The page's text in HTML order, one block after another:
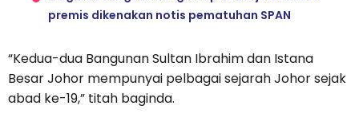
premis dikenakan notis pematuhan SPAN
“Kedua-dua Bangunan Sultan Ibrahim dan Istana
Besar Johor mempunyai pelbagai sejarah Johor sejak
abad ke-19,” titah baginda.